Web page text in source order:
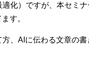
化）ですが、本セミ
す。
、AIに伝わる文章の